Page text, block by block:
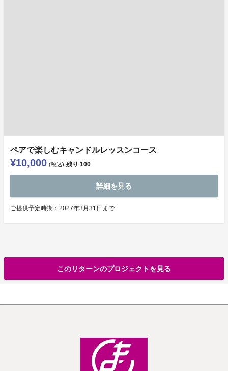
ペアで楽しむキャンドルレッスンコース
¥10,000 (税込) 残り 100
詳細を見る
ご提供予定時期：2027年3月31日まで
このリターンのプロジェクトを見る